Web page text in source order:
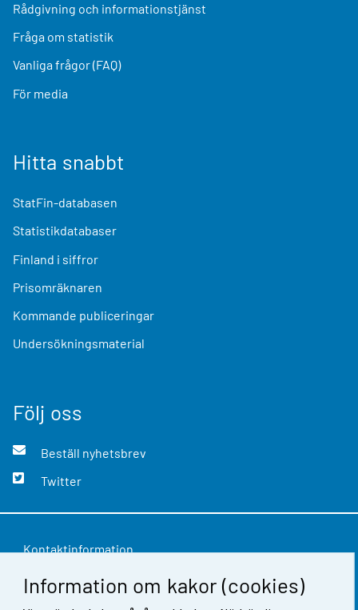
Information om kakor (cookies)
Rådgivning och informationstjänst
Fråga om statistik
Vanliga frågor (FAQ)
För media
Hitta snabbt
StatFin-databasen
Statistikdatabaser
Finland i siffror
Prisomräknaren
Kommande publiceringar
Undersökningsmaterial
Följ oss
Beställ nyhetsbrev
Twitter
Kontaktinformation
Respons